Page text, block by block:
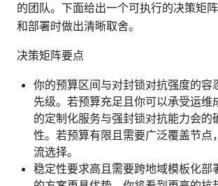
的团队。下面给出一个可执行的决策矩
和部署时做出清晰取舍。
决策矩阵要点
你的预算区间与对封锁对抗强度的容
先级。若预算充足且你可以承受运
的定制化服务与强封锁对抗能力会的
性。若预算有限且需要广泛覆盖节点
流选择。
稳定性要求高且需要跨地域模板化部